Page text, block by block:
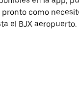
como
el BJX aeropuerto.